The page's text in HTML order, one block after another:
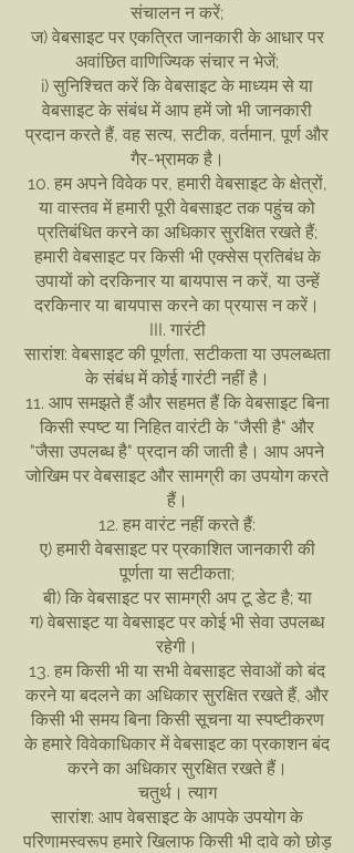
संचालन न करें;
ज) वेबसाइट पर एकत्रित जानकारी के आधार पर
अवांछित वाणिज्यिक संचार न भेजें;
i) सुनिश्चित करें कि वेबसाइट के माध्यम से या
वेबसाइट के संबंध में आप हमें जो भी जानकारी
प्रदान करते हैं, वह सत्य, सटीक, वर्तमान, पूर्ण और
गैर-भ्रामक है।
10. हम अपने विवेक पर, हमारी वेबसाइट के क्षेत्रों,
या वास्तव में हमारी पूरी वेबसाइट तक पहुंच को
प्रतिबंधित करने का अधिकार सुरक्षित रखते हैं;
हमारी वेबसाइट पर किसी भी एक्सेस प्रतिबंध के
उपायों को दरकिनार या बायपास न करें, या उन्हें
दरकिनार या बायपास करने का प्रयास न करें।
III. गारंटी
सारांश: वेबसाइट की पूर्णता, सटीकता या उपलब्धता
के संबंध में कोई गारंटी नहीं है।
11. आप समझते हैं और सहमत हैं कि वेबसाइट बिना
किसी स्पष्ट या निहित वारंटी के "जैसी है" और
"जैसा उपलब्ध है" प्रदान की जाती है। आप अपने
जोखिम पर वेबसाइट और सामग्री का उपयोग करते
हैं।
12. हम वारंट नहीं करते हैं:
ए) हमारी वेबसाइट पर प्रकाशित जानकारी की
पूर्णता या सटीकता;
बी) कि वेबसाइट पर सामग्री अप टू डेट है; या
ग) वेबसाइट या वेबसाइट पर कोई भी सेवा उपलब्ध
रहेगी।
13. हम किसी भी या सभी वेबसाइट सेवाओं को बंद
करने या बदलने का अधिकार सुरक्षित रखते हैं, और
किसी भी समय बिना किसी सूचना या स्पष्टीकरण
के हमारे विवेकाधिकार में वेबसाइट का प्रकाशन बंद
करने का अधिकार सुरक्षित रखते हैं।
चतुर्थ। त्याग
सारांश: आप वेबसाइट के आपके उपयोग के
परिणामस्वरूप हमारे खिलाफ किसी भी दावे को छोड़